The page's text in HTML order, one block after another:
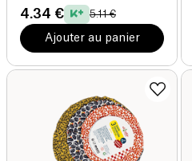
4.34 € 5.11 €
Ajouter au panier